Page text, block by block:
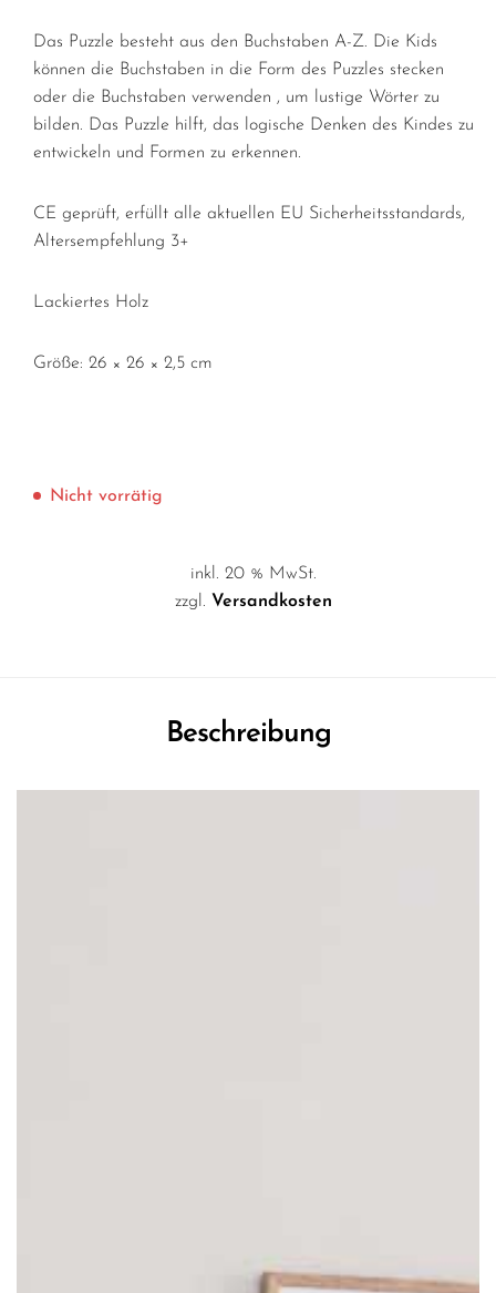
Das Puzzle besteht aus den Buchstaben A-Z. Die Kids
können die Buchstaben in die Form des Puzzles stecken
oder die Buchstaben verwenden , um lustige Wörter zu
bilden. Das Puzzle hilft, das logische Denken des Kindes zu
entwickeln und Formen zu erkennen.
CE geprüft, erfüllt alle aktuellen EU Sicherheitsstandards,
Altersempfehlung 3+
Lackiertes Holz
Größe: 26 × 26 × 2,5 cm
Nicht vorrätig
inkl. 20 % MwSt.
zzgl. Versandkosten
Beschreibung